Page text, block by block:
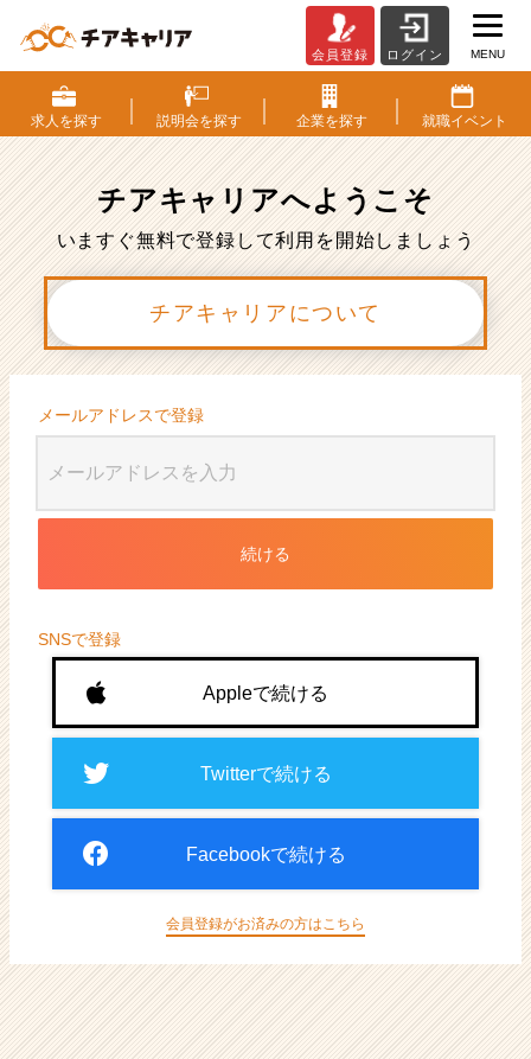
員
登
録
ベ
ン
チ
ャ
成
企
か
ら
ス
カ
ウ
届
活
サ
ト
ア
キ
リ
ア
会員登録 ログイン MENU
求人を探す 説明会を探す 企業を探す 就職イベント
チアキャリアへようこそ
いますぐ無料で登録して利用を開始しましょう
チアキャリアについて
メールアドレスで登録
続ける
SNSで登録
Appleで続ける
Twitterで続ける
Facebookで続ける
会員登録がお済みの方はこちら